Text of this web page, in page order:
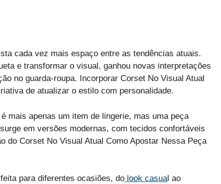
cada vez mais espaço entre as tendências atuais.
e transformar o visual, ganhou novas interpretações
no guarda-roupa. Incorporar Corset No Visual Atual
de atualizar o estilo com personalidade.
mais apenas um item de lingerie, mas uma peça
em versões modernas, com tecidos confortáveis
do Corset No Visual Atual Como Apostar Nessa Peça
para diferentes ocasiões, do look casual ao